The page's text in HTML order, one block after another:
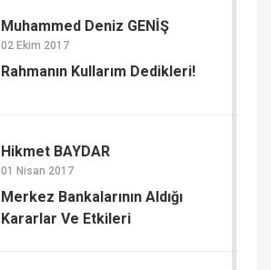
Muhammed Deniz GENİŞ
02 Ekim 2017
Rahmanın Kullarım Dedikleri!
Hikmet BAYDAR
01 Nisan 2017
Merkez Bankalarının Aldığı
Kararlar Ve Etkileri